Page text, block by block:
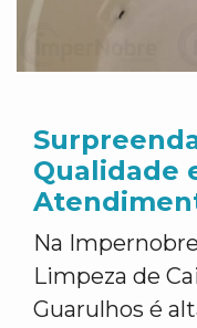
Qualidade
Na
Limpeza de
Guarulhos é